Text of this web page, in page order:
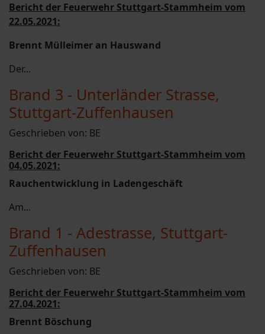
Bericht der Feuerwehr Stuttgart-Stammheim vom
22.05.2021:
Brennt Mülleimer an Hauswand
Der...
Brand 3 - Unterländer Strasse,
Stuttgart-Zuffenhausen
Geschrieben von: BE
Bericht der Feuerwehr Stuttgart-Stammheim vom
04.05.2021:
Rauchentwicklung in Ladengeschäft
Am...
Brand 1 - Adestrasse, Stuttgart-
Zuffenhausen
Geschrieben von: BE
Bericht der Feuerwehr Stuttgart-Stammheim vom
27.04.2021:
Brennt Böschung